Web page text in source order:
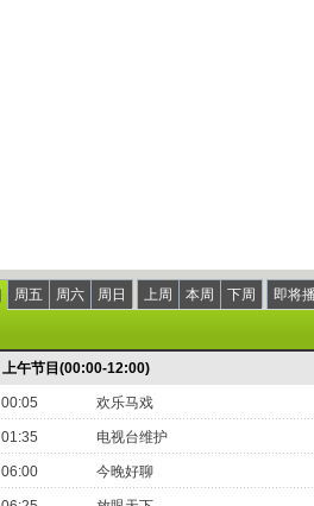
周五 周六 周日 上周 本周 下周
即将
上午节目(00:00-12:00)
00:05 欢乐马戏
01:35 电视台维护
06:00 今晚好聊